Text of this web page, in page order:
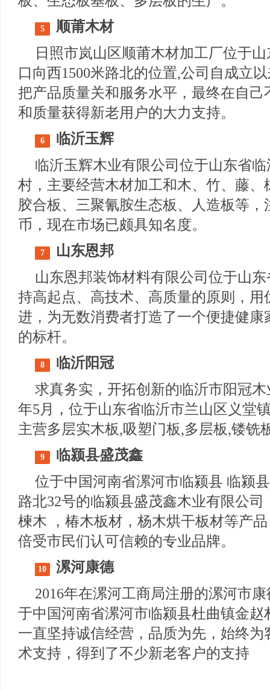
5
顺莆木材
日照市岚山区顺莆木材加工厂位于
口向西1500米路北的位置,公司自成立
把产品质量关和服务水平，最终在自
和质量获得新老用户的大力支持。
6
临沂玉辉
临沂玉辉木业有限公司位于山东省
村，主要经营木材加工和木、竹、藤
胶合板、三聚氰胺生态板、人造板等，
币，现在市场已颇具知名度。
7
山东恩邦
山东恩邦装饰材料有限公司位于山
持高起点、高技术、高质量的原则，
进，为无数消费者打造了一个便捷健
的标杆。
8
临沂阳冠
求真务实，开拓创新的临沂市阳冠
年5月，位于山东省临沂市兰山区义堂
主营多层实木板,吸塑门板,多层板,镂铣
9
临颍县盛茂鑫
位于中国河南省漯河市临颍县 临颍
路北32号的临颍县盛茂鑫木业有限公
楝木 ，椿木板材，杨木烘干板材等产
倍受市民们认可信赖的专业品牌。
10
漯河康德
2016年在漯河工商局注册的漯河市
于中国河南省漯河市临颍县杜曲镇金
一直坚持诚信经营，品质为先，始终
术支持，得到了不少新老客户的支持